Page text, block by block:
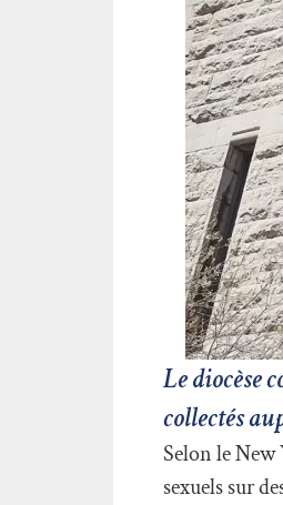
Le diocèse
collectés
Selon le New
sexuels sur